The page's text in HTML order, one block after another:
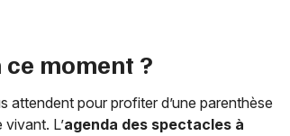
ce moment ?
attendent pour profiter d’une parenthèse
L’agenda des spectacles à